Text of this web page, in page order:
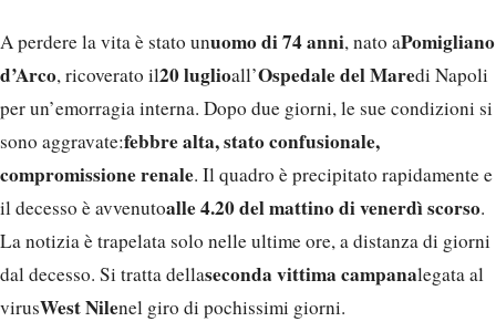
A perdere la vita è stato unuomo di 74 anni, nato aPomigliano
d’Arco, ricoverato il20 luglioall’Ospedale del Maredi Napoli
per un’emorragia interna. Dopo due giorni, le sue condizioni si
sono aggravate:febbre alta, stato confusionale,
compromissione renale. Il quadro è precipitato rapidamente e
il decesso è avvenutoalle 4.20 del mattino di venerdì scorso.
La notizia è trapelata solo nelle ultime ore, a distanza di giorni
dal decesso. Si tratta dellaseconda vittima campanalegata al
virusWest Nilenel giro di pochissimi giorni.